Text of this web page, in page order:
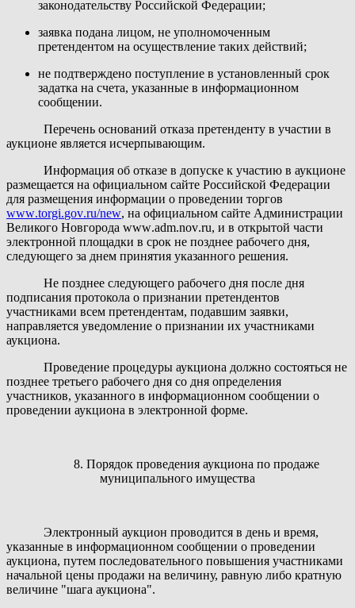
законодательству Российской Федерации;
заявка подана лицом, не уполномоченным
претендентом на осуществление таких действий;
не подтверждено поступление в установленный срок
задатка на счета, указанные в информационном
сообщении.
Перечень оснований отказа претенденту в участии в
аукционе является исчерпывающим.
Информация об отказе в допуске к участию в аукционе
размещается на официальном сайте Российской Федерации
для размещения информации о проведении торгов
www.torgi.gov.ru/new, на официальном сайте Администрации
Великого Новгорода www.adm.nov.ru, и в открытой части
электронной площадки в срок не позднее рабочего дня,
следующего за днем принятия указанного решения.
Не позднее следующего рабочего дня после дня
подписания протокола о признании претендентов
участниками всем претендентам, подавшим заявки,
направляется уведомление о признании их участниками
аукциона.
Проведение процедуры аукциона должно состояться не
позднее третьего рабочего дня со дня определения
участников, указанного в информационном сообщении о
проведении аукциона в электронной форме.
8. Порядок проведения аукциона по продаже
муниципального имущества
Электронный аукцион проводится в день и время,
указанные в информационном сообщении о проведении
аукциона, путем последовательного повышения участниками
начальной цены продажи на величину, равную либо кратную
величине "шага аукциона".